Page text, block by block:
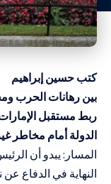
كتب حسين إبراهيم
بين رهانات الحرب
ربط مستقبل
الدولة أمام مخاطر
المسار: يبدو أن
النهاية في الدفاع